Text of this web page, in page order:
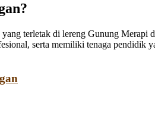
terletak di lereng Gunung
serta memiliki tenaga